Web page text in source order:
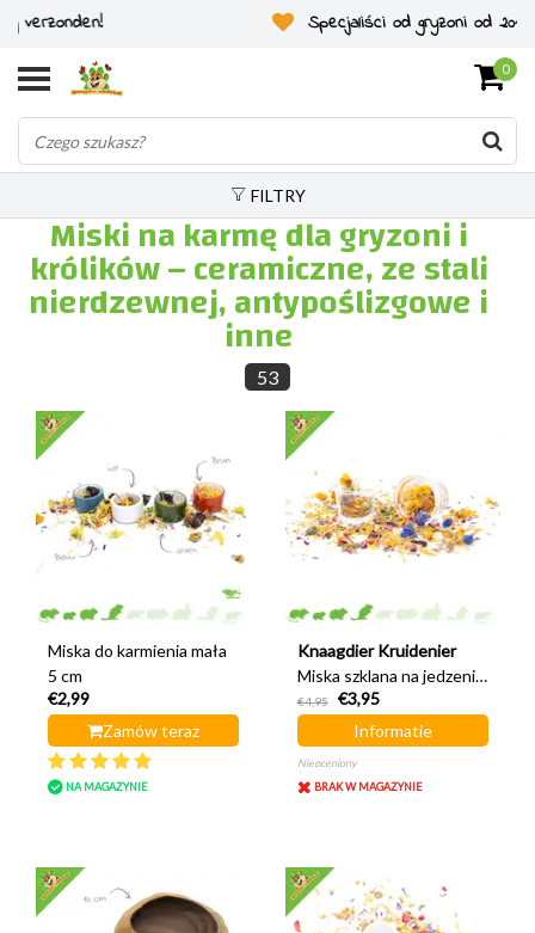
Specjaliści od gryzoni od 2011 roku
0
FILTRY
Miski na karmę dla gryzoni i
królików – ceramiczne, ze stali
nierdzewnej, antypoślizgowe i
inne
53
Miska do karmienia mała
5 cm
€2,99
Zamów teraz
NA MAGAZYNIE
Knaagdier Kruidenier
Miska szklana na jedzenie
lub wodę 6 cm
€4,95
€3,95
Informatie
Nieoceniony
BRAK W MAGAZYNIE